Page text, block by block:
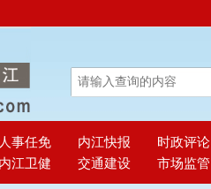
人事任免 内江快报 时政评论
内江卫健 交通建设 市场监管